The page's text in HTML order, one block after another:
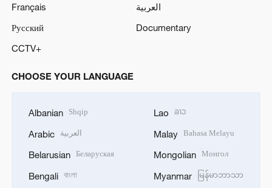
Français
العربية
Русский
Documentary
CCTV+
CHOOSE YOUR LANGUAGE
Albanian Shqip
Arabic العربية
Belarusian Беларуская
Bengali বাংলা
Lao ລາວ
Malay Bahasa Melayu
Mongolian Монгол
Myanmar မြန်မာဘာသာ